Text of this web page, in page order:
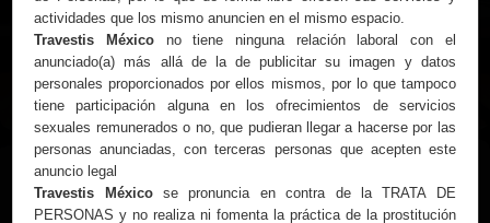
actividades que los mismo anuncien en el mismo espacio.
Travestis Méxicono tiene ninguna relación laboral con el
anunciado(a) más allá de la de publicitar su imagen y datos
personales proporcionados por ellos mismos, por lo que tampoco
tiene participación alguna en los ofrecimientos de servicios
sexuales remunerados o no, que pudieran llegar a hacerse por las
personas anunciadas, con terceras personas que acepten este
anuncio legal
Travestis Méxicose pronuncia en contra de la TRATA DE
PERSONAS y no realiza ni fomenta la práctica de la prostitución